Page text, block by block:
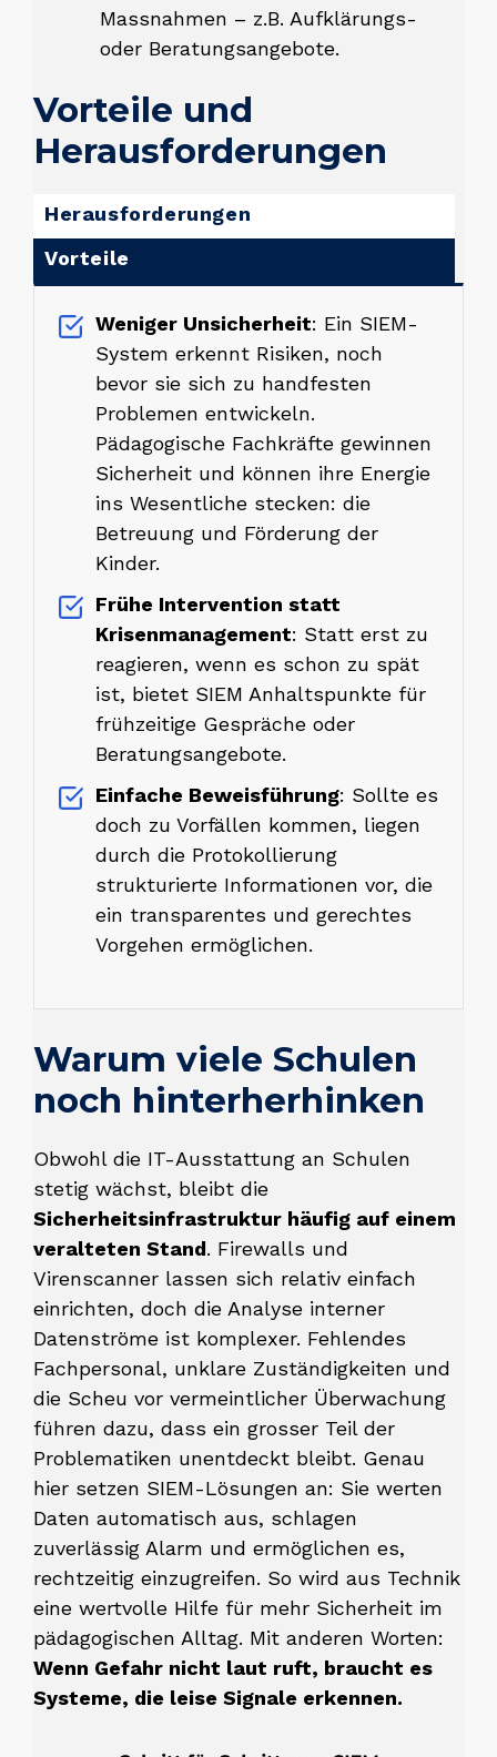
Massnahmen – z.B. Aufklärungs-
oder Beratungsangebote.
Vorteile und
Herausforderungen
Herausforderungen
Vorteile
Weniger Unsicherheit: Ein SIEM-
System erkennt Risiken, noch
bevor sie sich zu handfesten
Problemen entwickeln.
Pädagogische Fachkräfte gewinnen
Sicherheit und können ihre Energie
ins Wesentliche stecken: die
Betreuung und Förderung der
Kinder.
Frühe Intervention statt
Krisenmanagement: Statt erst zu
reagieren, wenn es schon zu spät
ist, bietet SIEM Anhaltspunkte für
frühzeitige Gespräche oder
Beratungsangebote.
Einfache Beweisführung: Sollte es
doch zu Vorfällen kommen, liegen
durch die Protokollierung
strukturierte Informationen vor, die
ein transparentes und gerechtes
Vorgehen ermöglichen.
Warum viele Schulen
noch hinterherhinken
Obwohl die IT-Ausstattung an Schulen
stetig wächst, bleibt die
Sicherheitsinfrastruktur häufig auf einem
veralteten Stand. Firewalls und
Virenscanner lassen sich relativ einfach
einrichten, doch die Analyse interner
Datenströme ist komplexer. Fehlendes
Fachpersonal, unklare Zuständigkeiten und
die Scheu vor vermeintlicher Überwachung
führen dazu, dass ein grosser Teil der
Problematiken unentdeckt bleibt. Genau
hier setzen SIEM-Lösungen an: Sie werten
Daten automatisch aus, schlagen
zuverlässig Alarm und ermöglichen es,
rechtzeitig einzugreifen. So wird aus Technik
eine wertvolle Hilfe für mehr Sicherheit im
pädagogischen Alltag. Mit anderen Worten:
Wenn Gefahr nicht laut ruft, braucht es
Systeme, die leise Signale erkennen.